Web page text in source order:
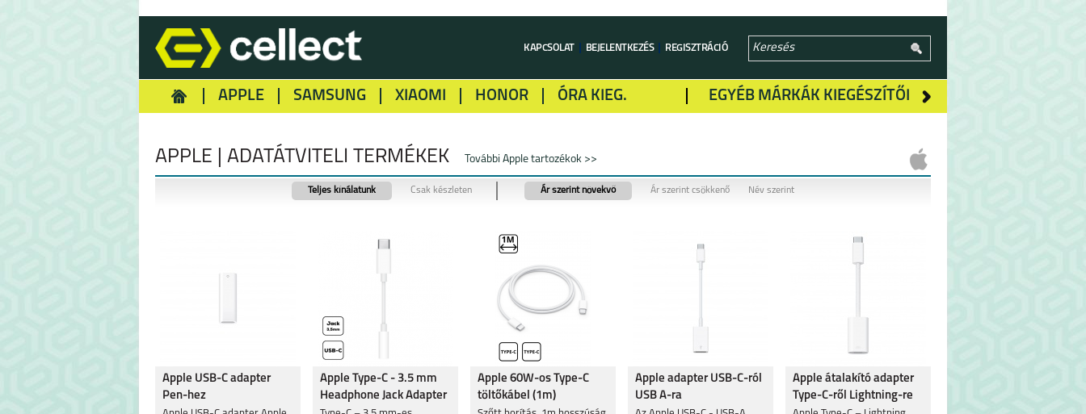
KAPCSOLAT BEJELENTKEZÉS REGISZTRÁCIÓ
EGYÉB MÁRKÁK KIEGÉSZÍTŐI
APPLE SAMSUNG XIAOMI HONOR ÓRA KIEG.
APPLE | ADATÁTVITELI TERMÉKEK További Apple tartozékok >>
Teljes kínálatunk Csak készleten Ár szerint növekvő Ár szerint csökkenő Név szerint
Apple USB-C adapter
Pen-hez
Apple Type-C - 3.5 mm
Headphone Jack Adapter
Apple 60W-os Type-C
töltőkábel (1m)
Apple adapter USB-C-ról
USB A-ra
Apple átalakító adapter
Type-C-ről Lightning-re